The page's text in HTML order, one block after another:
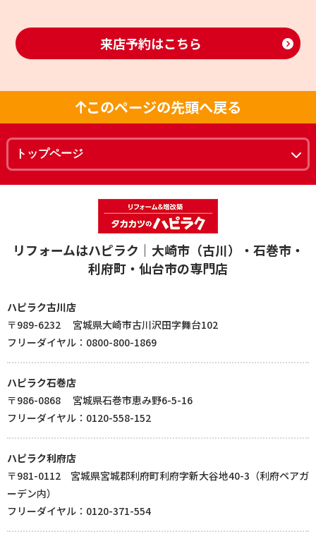
来店予約はこちら
このページの先頭へ戻る
リフォームはハピラク｜大崎市（古川）・石巻市・
利府町・仙台市の専門店
ハピラク古川店
〒989-6232 宮城県大崎市古川沢田字舞台102
フリーダイヤル：0800-800-1869
ハピラク石巻店
〒986-0868 宮城県石巻市恵み野6-5-16
フリーダイヤル：0120-558-152
ハピラク利府店
〒981-0112 宮城県宮城郡利府町利府字新大谷地40-3（利府ペアガ
ーデン内）
フリーダイヤル：0120-371-554